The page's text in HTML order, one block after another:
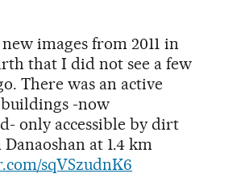
images from 2011 in
that I did not see a few
There was an active
-now
only accessible by dirt
at 1.4 km
sqVSzudnK6